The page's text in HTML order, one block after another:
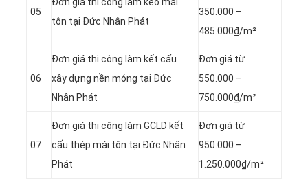
05
tôn tại Đức Nhân Phát
350.000 –
485.000₫/m²
06
Đơn giá thi công làm kết cấu
xây dựng nền móng tại Đức
Nhân Phát
Đơn giá từ
550.000 –
750.000₫/m²
07
Đơn giá thi công làm GCLD kết
cấu thép mái tôn tại Đức Nhân
Phát
Đơn giá từ
950.000 –
1.250.000₫/m²